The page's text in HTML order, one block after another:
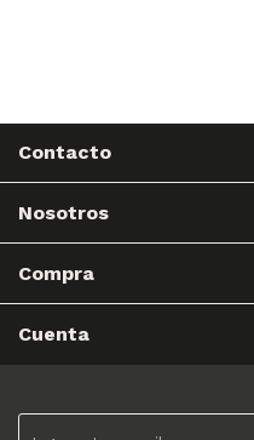
Contacto
Nosotros
Compra
Cuenta